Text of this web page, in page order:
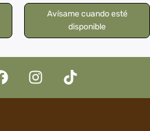
Avísame cuando esté
disponible